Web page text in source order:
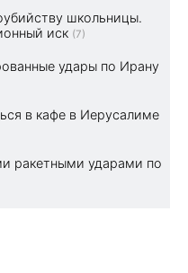
школьницы.
иск (7)
удары по Ирану
в кафе в Иерусалиме
ракетными ударами по